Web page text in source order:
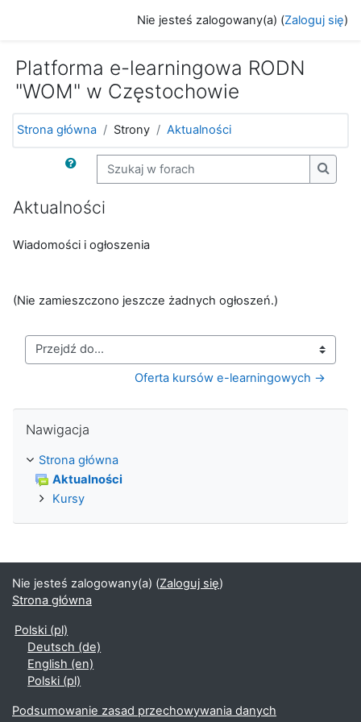
Nie jesteś zalogowany(a) (Zaloguj się)
Platforma e-learningowa RODN
"WOM" w Częstochowie
Strona główna Strony Aktualności
Szukaj w forach
Aktualności
Wiadomości i ogłoszenia
(Nie zamieszczono jeszcze żadnych ogłoszeń.)
Przejdź do...
Oferta kursów e-learningowych →
Nawigacja
Strona główna
Aktualności
Kursy
Nie jesteś zalogowany(a) (Zaloguj się)
Strona główna
Polski ‎(pl)‎
Deutsch ‎(de)‎
English ‎(en)‎
Polski ‎(pl)‎
Podsumowanie zasad przechowywania danych